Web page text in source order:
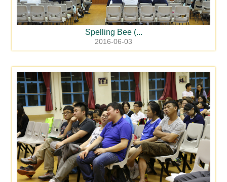
Spelling Bee (...
2016-06-03